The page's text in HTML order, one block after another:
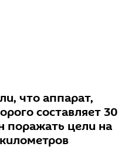
что аппарат,
составляет 30
поражать цели на